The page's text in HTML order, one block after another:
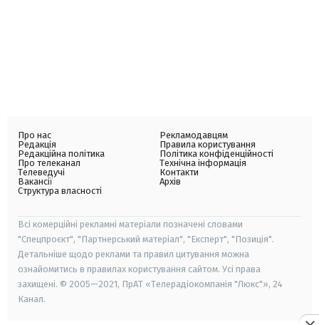
Про нас
Редакція
Редакційна політика
Про телеканал
Телеведучі
Вакансії
Структура власності
Рекламодавцям
Правила користування
Політика конфіденційності
Технічна інформація
Контакти
Архів
Всі комерційні рекламні матеріали позначені словами
"Спецпроєкт", "Партнерський матеріал", "Експерт", "Позиція".
Детальніше щодо реклами та правил цитування можна
ознайомитись в правилах користування сайтом. Усі права
захищені. © 2005—2021, ПрАТ «Телерадіокомпанія "Люкс"», 24
Канал.